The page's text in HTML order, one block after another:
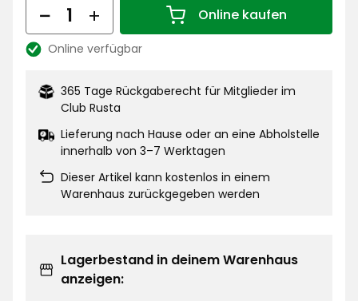
Menge Online kaufen
Menge 1
Lagerbestand:
Online verfügbar
365 Tage Rückgaberecht für Mitglieder im
Club Rusta
Lieferung nach Hause oder an eine Abholstelle
innerhalb von 3–7 Werktagen
Dieser Artikel kann kostenlos in einem
Warenhaus zurückgegeben werden
Lagerbestand in deinem Warenhaus
anzeigen: